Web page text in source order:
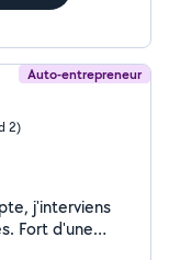
Auto-entrepreneur
2)
Fort d'une